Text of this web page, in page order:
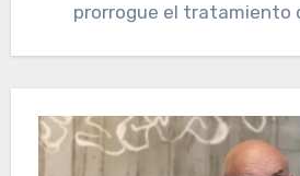
prorrogue el tratamiento